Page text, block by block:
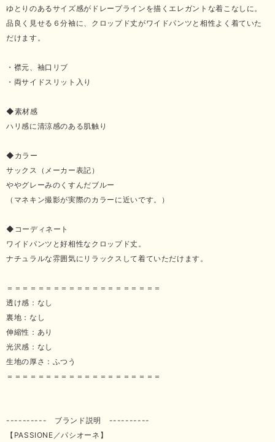
ゆとりのあるサイズ感がドレープラインを描くエレガントな着こなしに。
品良く見せる６分袖に、クロップド丈がワイドパンツと相性よく着ていた
だけます。
・襟元、袖口リブ
・両サイドスリット入り
◆素材感
ハリ感に清涼感のある肌触り
◆カラー
サックス（メーカー表記）
ややグレーみのくすんだブルー
（マネキン撮影が実際のカラーに近いです。）
◆コーディネート
ワイドパンツと好相性なクロップド丈。
ナチュラルな雰囲気にリラックスして着ていただけます。
＝＝＝＝＝＝＝＝＝＝＝＝＝＝＝＝＝＝＝＝
透け感：なし
裏地：なし
伸縮性：あり
光沢感：なし
生地の厚さ：ふつう
＝＝＝＝＝＝＝＝＝＝＝＝＝＝＝＝＝＝＝＝
---------- ブランド説明 ----------
【PASSIONE／パシオーネ】